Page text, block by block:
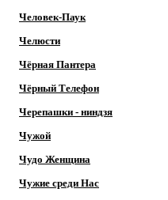
Человек-Паук
Челюсти
Чёрная Пантера
Чёрный Телефон
Черепашки - ниндзя
Чужой
Чудо Женщина
Чужие среди Нас